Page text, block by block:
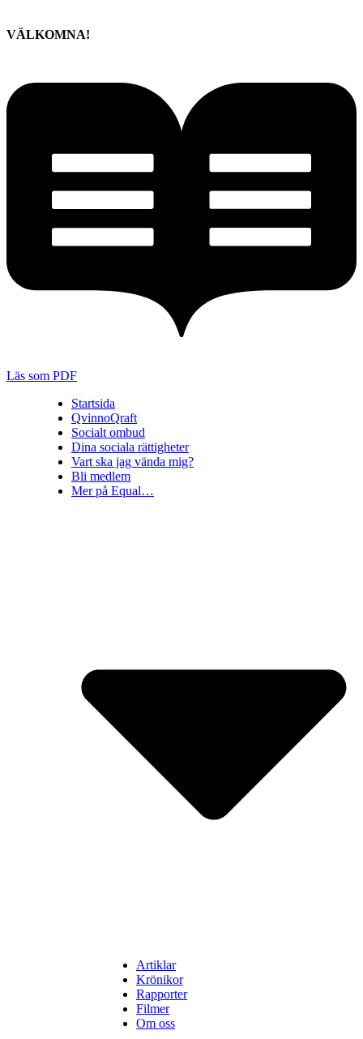
VÄLKOMNA!
Läs som PDF
Startsida
QvinnoQraft
Socialt ombud
Dina sociala rättigheter
Vart ska jag vända mig?
Bli medlem
Mer på Equal…
Artiklar
Krönikor
Rapporter
Filmer
Om oss